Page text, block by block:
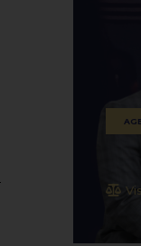
vinculados a
SEGUIR